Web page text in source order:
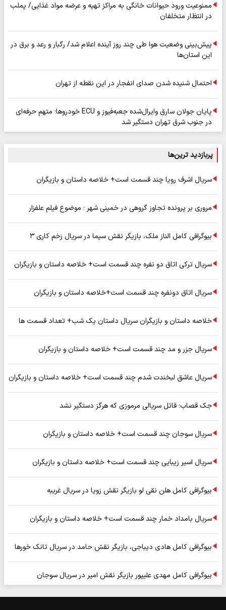
ممنوعیت ورود حیوانات خانگی به مراکز تهیه و عرضه مواد غذایی/ پملب
در انتظار متخلفان
پیش‌بینی وضعیت هوا طی چند روز آینده اعلام شد/ رگبار و رعد و برق در
این استان‌ها
احتمال شنیده شدن صدای انفجار در این نقطه از تهران
پایان جولان سارق وایرال‌شده جعبه‌فیوز و ECU خودروها؛ متهم حرفه‌ای
در جنوب شرق تهران دستگیر شد
پربازدید ترین‌ها
سریال اشرف رویا چند قسمت است+ خلاصه داستان و بازیگران
مروری بر پرونده تجاوز گروهی در خمینی شهر ؛ موضوع فیلم علفزار
بیوگرافی کامل الناز ملک، بازیگر نقش سیما در سریال زخم کاری ۳
سریال ترکی اتاق دو نفره چند قسمت است+ خلاصه داستان و بازیگران
سریال اتاق دونفره چند قسمت است+خلاصه داستان و بازیگران
خلاصه داستان و بازیگران سریال داستان یک شب+ تعداد قسمت ها
سریال جزر و مد چند قسمت است+ خلاصه داستان و بازیگران
سریال عاشق لبخندت شدم چند قسمت است+ خلاصه داستان و بازیگران
جک قصاب؛ قاتل سریالی مرموزی که هرگز دستگیر نشد
سریال سوجان چند قسمت است+ خلاصه داستان و بازیگران
سریال اسیر زیبایی چند قسمت است+ خلاصه داستان و بازیگران
بیوگرافی کامل هلن نقی لو بازیگر نقش زویا در سریال غریبه
سریال بامداد خمار چند قسمت است+ خلاصه داستان و بازیگران
بیوگرافی کامل هادی دیباجی، بازیگر نقش حامد در سریال تانک خورها
بیوگرافی کامل مهدی علیپور بازیگر نقش امیر در سریال سوجان